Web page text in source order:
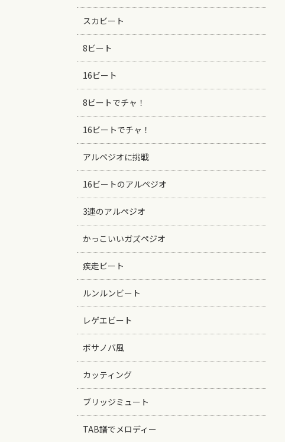
スカビート
8ビート
16ビート
8ビートでチャ！
16ビートでチャ！
アルペジオに挑戦
16ビートのアルペジオ
3連のアルペジオ
かっこいいガズペジオ
疾走ビート
ルンルンビート
レゲエビート
ボサノバ風
カッティング
ブリッジミュート
TAB譜でメロディー